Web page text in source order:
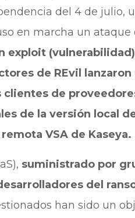
del 4 de julio,
en marcha un ataque
exploit
de REvil
de
de la versión local
VSA de Kaseya.
suministrado por
del
han sido un